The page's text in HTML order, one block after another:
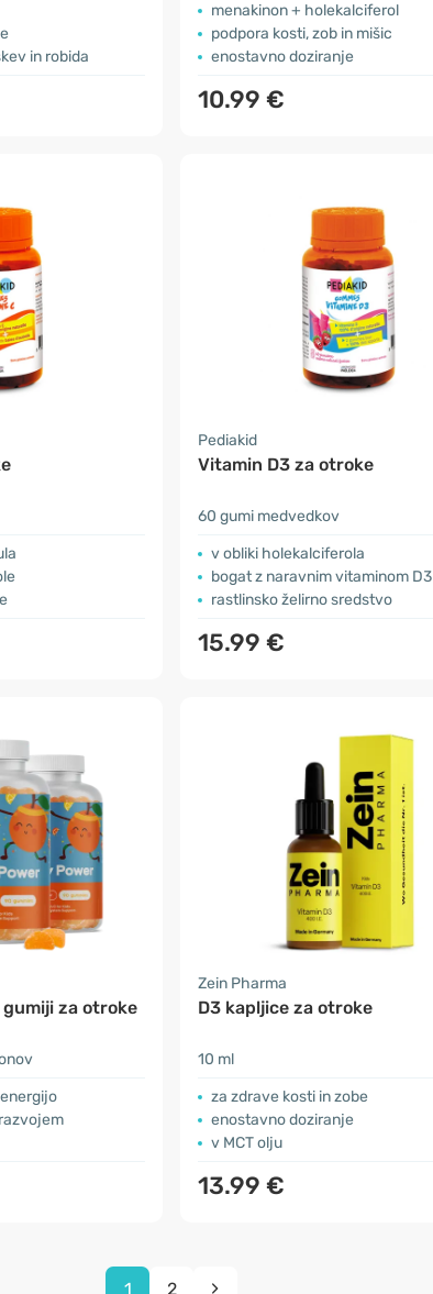
in robida
menakinon + holekalciferol
podpora kosti, zob in mišic
enostavno doziranje
10.99 €
Pediakid
Vitamin D3 za otroke
60 gumi medvedkov
v obliki holekalciferola
bogat z naravnim vitaminom D3
rastlinsko želirno sredstvo
15.99 €
za otroke
Zein Pharma
D3 kapljice za otroke
10 ml
za zdrave kosti in zobe
enostavno doziranje
v MCT olju
13.99 €
1 2